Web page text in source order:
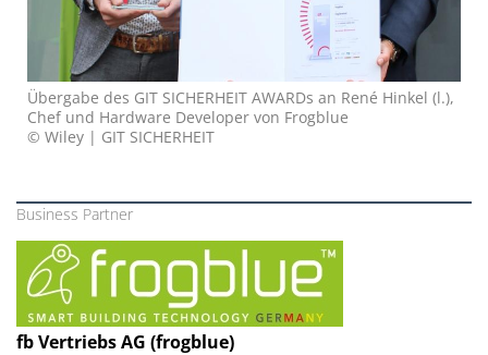
Übergabe des GIT SICHERHEIT AWARDs an René Hinkel (l.),
Chef und Hardware Developer von Frogblue
© Wiley | GIT SICHERHEIT
Business Partner
fb Vertriebs AG (frogblue)